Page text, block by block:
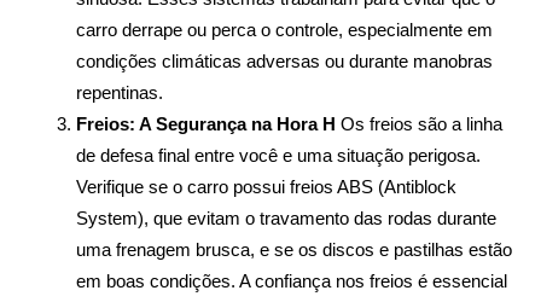
carro derrape ou perca o controle, especialmente em
condições climáticas adversas ou durante manobras
repentinas.
Freios: A Segurança na Hora H Os freios são a linha
de defesa final entre você e uma situação perigosa.
Verifique se o carro possui freios ABS (Antiblock
System), que evitam o travamento das rodas durante
uma frenagem brusca, e se os discos e pastilhas estão
em boas condições. A confiança nos freios é essencial